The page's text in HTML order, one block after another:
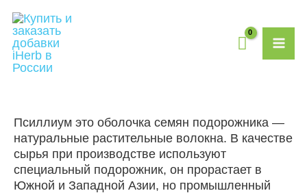
содержимому
Псиллиум это оболочка семян подорожника —
натуральные растительные волокна. В качестве
сырья при производстве используют
специальный подорожник, он прорастает в
Южной и Западной Азии, но промышленный